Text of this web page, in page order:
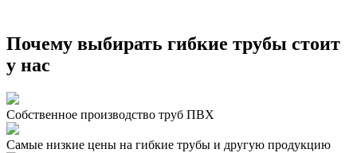
Почему выбирать гибкие трубы стоит
у нас
Собственное производство труб ПВХ
Самые низкие цены на гибкие трубы и другую продукцию